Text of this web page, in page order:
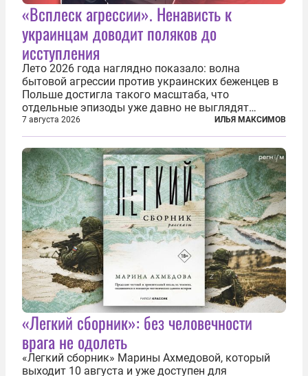
«Всплеск агрессии». Ненависть к
украинцам доводит поляков до
исступления
Лето 2026 года наглядно показало: волна
бытовой агрессии против украинских беженцев в
Польше достигла такого масштаба, что
отдельные эпизоды уже давно не выглядят
случайными. Поляки, судя по происходящему,
буквально теряют рассудок от ненависти к
украинским беженцам, и каждый новый случай
по-своему...
7 августа 2026 ИЛЬЯ МАКСИМОВ
«Легкий сборник»: без человечности
врага не одолеть
«Легкий сборник» Марины Ахмедовой, который
выходит 10 августа и уже доступен для